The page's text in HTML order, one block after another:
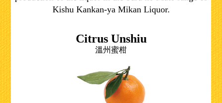
Kishu Kankan-ya Mikan Liquor.
Citrus Unshiu
溫州蜜柑